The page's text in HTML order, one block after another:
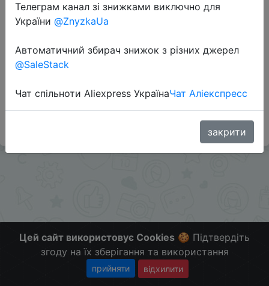
Перейти до магазину
#Aliexpress
Больше скидок в telegramtgme.pro/ChinaGoodBuy
Цей сайт використовує Cookies 🍪 Підтвердіть
згоду на їх зберігання та використання
прийняти відхилити
Телеграм канал зі знижками виключно для
України @ZnyzkaUa
Автоматичний збирач знижок з різних джерел
@SaleStack
Чат спільноти Aliexpress УкраїнаЧат Аліекспресс
закрити